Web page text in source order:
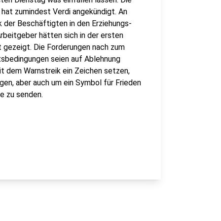
zumindest Verdi angekündigt. An
Beschäftigten in den Erziehungs-
hätten sich in der ersten
Die Forderungen nach zum
seien auf Ablehnung
dem Warnstreik ein Zeichen setzen,
aber auch um ein Symbol für Frieden
zu senden.